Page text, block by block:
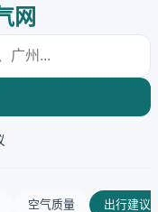
网
空气质量 出行建议